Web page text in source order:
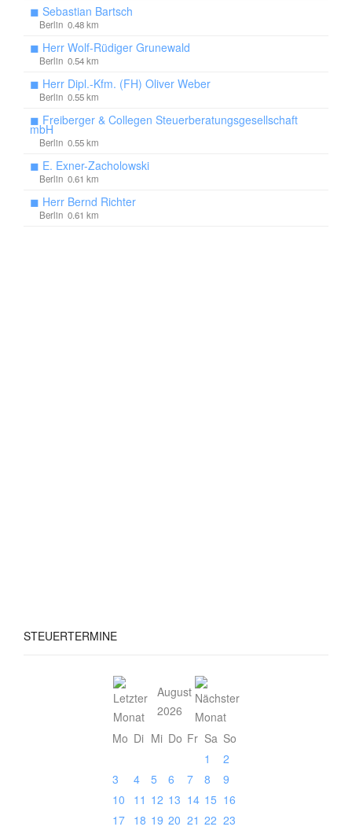
◼ Sebastian Bartsch
Berlin 0.48 km
◼ Herr Wolf-Rüdiger Grunewald
Berlin 0.54 km
◼ Herr Dipl.-Kfm. (FH) Oliver Weber
Berlin 0.55 km
◼ Freiberger & Collegen Steuerberatungsgesellschaft
mbH
Berlin 0.55 km
◼ E. Exner-Zacholowski
Berlin 0.61 km
◼ Herr Bernd Richter
Berlin 0.61 km
STEUERTERMINE
August
2026
Mo Di Mi Do Fr Sa So
1
2
3
4 5 6 7 8
9
10
11 12 13 14 15 16
17
18 19 20 21 22 23